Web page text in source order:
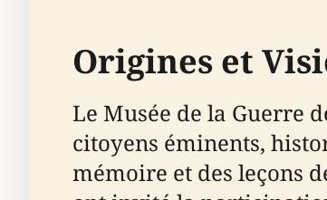
Origines et
Le Musée de la Guerre
citoyens éminents,
mémoire et des leçons